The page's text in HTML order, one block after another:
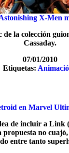
X-Men
de la colección
Cassaday.
07/01/2010
Etiquetas:
en Marvel
de incluir a Link
no
entre tanto